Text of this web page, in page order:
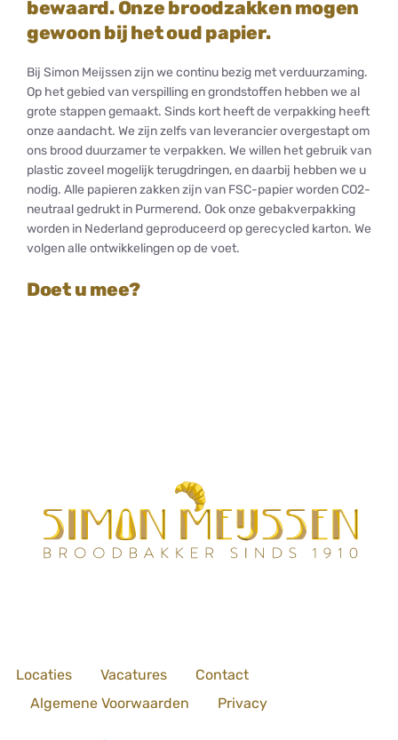
bewaard. Onze broodzakken mogen
gewoon bij het oud papier.
Bij Simon Meijssen zijn we continu bezig met verduurzaming.
Op het gebied van verspilling en grondstoffen hebben we al
grote stappen gemaakt. Sinds kort heeft de verpakking heeft
onze aandacht. We zijn zelfs van leverancier overgestapt om
ons brood duurzamer te verpakken. We willen het gebruik van
plastic zoveel mogelijk terugdringen, en daarbij hebben we u
nodig. Alle papieren zakken zijn van FSC-papier worden CO2-
neutraal gedrukt in Purmerend. Ook onze gebakverpakking
worden in Nederland geproduceerd op gerecycled karton. We
volgen alle ontwikkelingen op de voet.
Doet u mee?
Locaties Vacatures
Contact
Algemene Voorwaarden
Privacy